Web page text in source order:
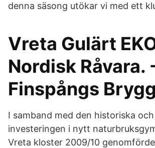
denna säsong utökar vi med ett
Vreta Gulärt
Nordisk Råvara.
Finspångs
I samband med den historiska
investeringen i nytt
Vreta kloster 2009/10